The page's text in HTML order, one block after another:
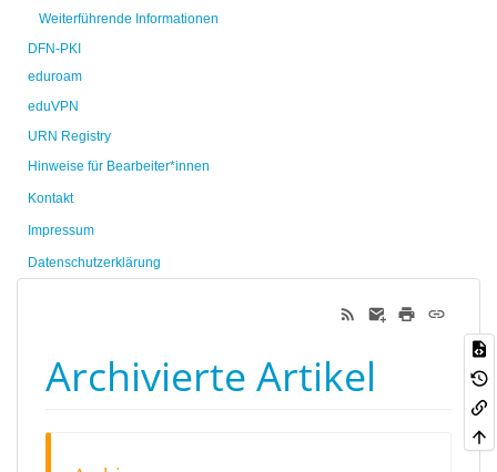
Weiterführende Informationen
DFN-PKI
eduroam
eduVPN
URN Registry
Hinweise für Bearbeiter*innen
Kontakt
Impressum
Datenschutzerklärung
Archivierte Artikel